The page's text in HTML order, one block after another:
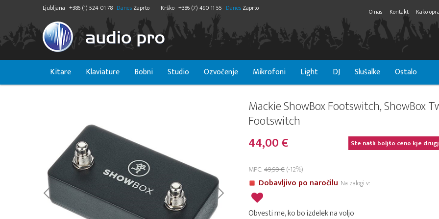
Ljubljana +386 (1) 524 01 78 Danes Zaprto Krško +386 (7) 490 11 55 Danes Zaprto O nas Kontakt Kako
Kitare Klaviature Bobni Studio Ozvočenje Mikrofoni Light DJ Slušalke Ostalo
Mackie ShowBox Footswitch, ShowBox
Footswitch
44,00 €
Ste našli boljšo ceno kje
MPC:49,99 €(-12%)
Dobavljivo po naročilu Na zalogi v:
Obvesti me, ko bo izdelek na voljo